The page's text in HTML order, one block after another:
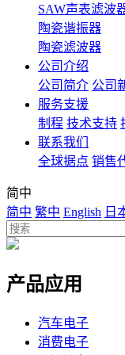
SAW声表滤波
陶瓷谐振器
陶瓷滤波器
公司介绍
公司简介 公司
服务支援
制程 技术支持
联系我们
全球据点 销售
简中
简中 繁中 English 日
产品应用
汽车电子
消费电子